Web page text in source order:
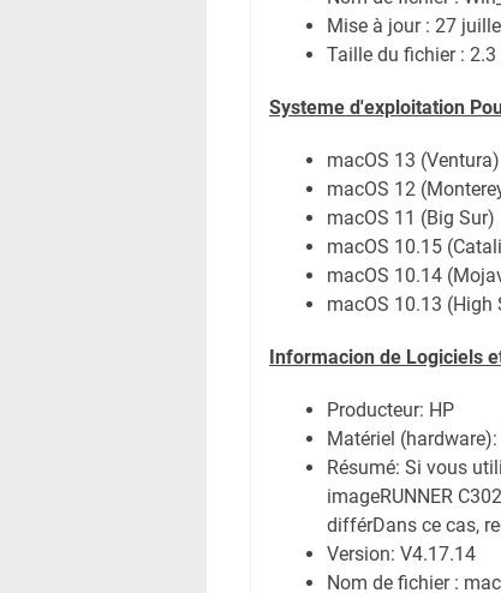
Mise à jour : 27
Taille du fichier : 2.3
Systeme d'exploitation
macOS 13 (Ventura)
macOS 12
macOS 11 (Big Sur)
macOS 10.15
macOS 10.14
macOS 10.13 (High
Informacion de Logiciels
Producteur: HP
Matériel
Résumé: Si vous
imageRUNNER
différDans ce cas,
Version: V4.17.14
Nom de fichier :